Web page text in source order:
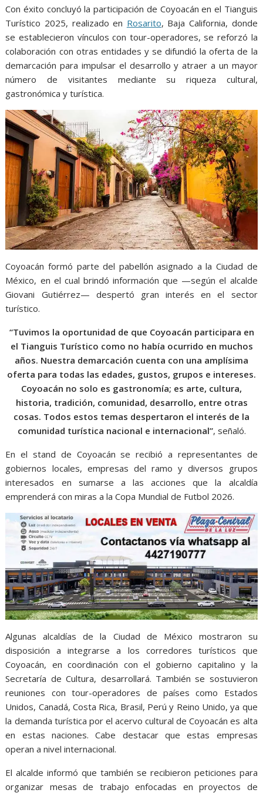
Con éxito concluyó la participación de Coyoacán en el Tianguis
Turístico 2025, realizado en Rosarito, Baja California, donde
se establecieron vínculos con tour-operadores, se reforzó la
colaboración con otras entidades y se difundió la oferta de la
demarcación para impulsar el desarrollo y atraer a un mayor
número de visitantes mediante su riqueza cultural,
gastronómica y turística.
Coyoacán formó parte del pabellón asignado a la Ciudad de
México, en el cual brindó información que —según el alcalde
Giovani Gutiérrez— despertó gran interés en el sector
turístico.
“Tuvimos la oportunidad de que Coyoacán participara en
el Tianguis Turístico como no había ocurrido en muchos
años. Nuestra demarcación cuenta con una amplísima
oferta para todas las edades, gustos, grupos e intereses.
Coyoacán no solo es gastronomía; es arte, cultura,
historia, tradición, comunidad, desarrollo, entre otras
cosas. Todos estos temas despertaron el interés de la
comunidad turística nacional e internacional”, señaló.
En el stand de Coyoacán se recibió a representantes de
gobiernos locales, empresas del ramo y diversos grupos
interesados en sumarse a las acciones que la alcaldía
emprenderá con miras a la Copa Mundial de Futbol 2026.
Algunas alcaldías de la Ciudad de México mostraron su
disposición a integrarse a los corredores turísticos que
Coyoacán, en coordinación con el gobierno capitalino y la
Secretaría de Cultura, desarrollará. También se sostuvieron
reuniones con tour-operadores de países como Estados
Unidos, Canadá, Costa Rica, Brasil, Perú y Reino Unido, ya que
la demanda turística por el acervo cultural de Coyoacán es alta
en estas naciones. Cabe destacar que estas empresas
operan a nivel internacional.
El alcalde informó que también se recibieron peticiones para
organizar mesas de trabajo enfocadas en proyectos de